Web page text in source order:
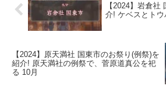
【2024】岩倉
介! ケベスとトウ
【2024】原天満社 国東市のお祭り(例祭)を
紹介! 原天満社の例祭で、菅原道真公を祀
る 10月